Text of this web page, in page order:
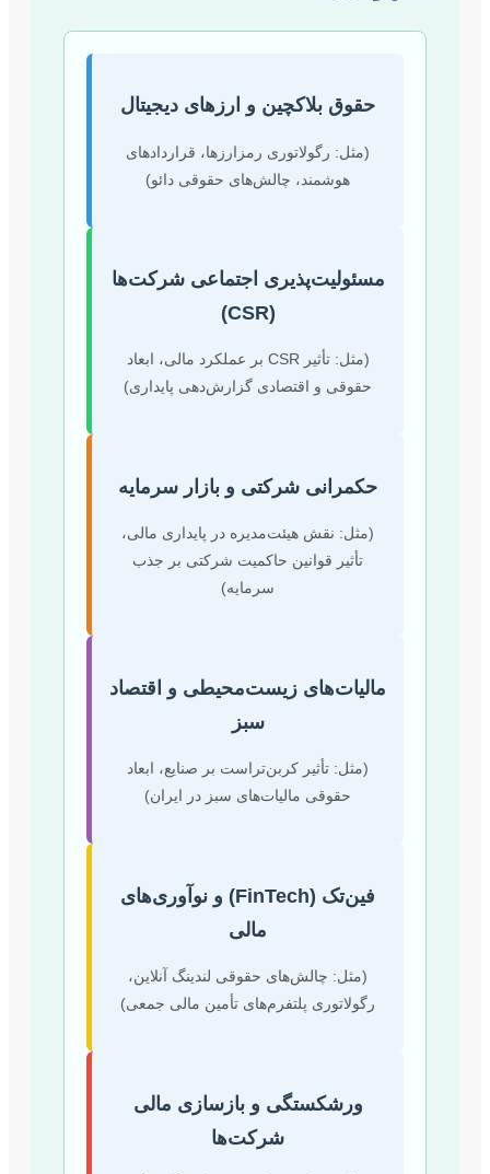
بلاکچین و ارزهای دیجیتال
رگولاتوری رمزارزها، قراردادهای
هوشمند، چالش‌های حقوقی دائو)
اجتماعی شرکت‌ها
(مثل: تأثیر CSR بر عملکرد مالی، ابعاد
و اقتصادی گزارش‌دهی پایداری)
شرکتی و بازار سرمایه
نقش هیئت‌مدیره در پایداری مالی،
تأثیر قوانین حاکمیت شرکتی بر جذب
زیست‌محیطی و اقتصاد
(مثل: تأثیر کربن‌تراست بر صنایع، ابعاد
حقوقی مالیات‌های سبز در ایران)
فین‌تک (FinTech) و نوآوری‌های
(مثل: چالش‌های حقوقی لندینگ آنلاین،
پلتفرم‌های تأمین مالی جمعی)
ورشکستگی و بازسازی مالی